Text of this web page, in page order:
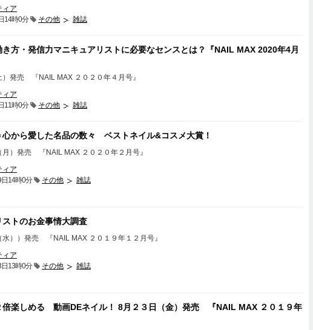
ィア
14時0分
その他 雑誌
方・発信力マニキュアリストに必要なセンスとは？『NAIL MAX 2020年4月
）発売 『NAIL MAX ２０２０年４月号』
ィア
11時0分
その他 雑誌
心から愛した名品の数々 ベストネイル&コスメ大賞！
月）発売 『NAIL MAX ２０２０年２月号』
ィア
14時0分
その他 雑誌
ストのお金事情大調査
水））発売 『NAIL MAX ２０１９年１２月号』
ィア
13時0分
その他 雑誌
倍楽しめる 動画DEネイル！ 8月２３日（金）発売 『NAIL MAX ２０１９年